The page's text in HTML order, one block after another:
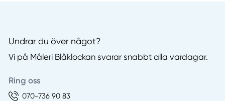
Undrar du över något?
Vi på Måleri Blåklockan svarar snabbt alla vardagar.
Ring oss
070-736 90 83